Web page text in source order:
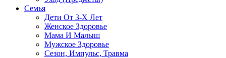
Семья
Дети От 3-Х Лет
Женское Здоровье
Мама И Малыш
Мужское Здоровье
Сезон, Импульс, Травма